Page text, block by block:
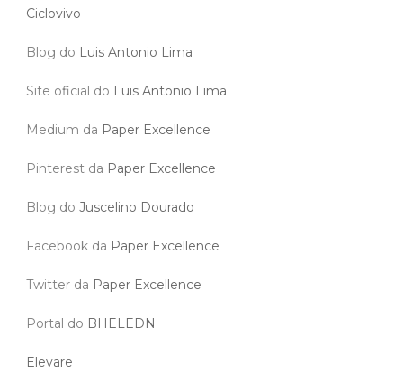
Ciclovivo
Blog do Luis Antonio Lima
Site oficial do Luis Antonio Lima
Medium da Paper Excellence
Pinterest da Paper Excellence
Blog do Juscelino Dourado
Facebook da Paper Excellence
Twitter da Paper Excellence
Portal do BHELEDN
Elevare